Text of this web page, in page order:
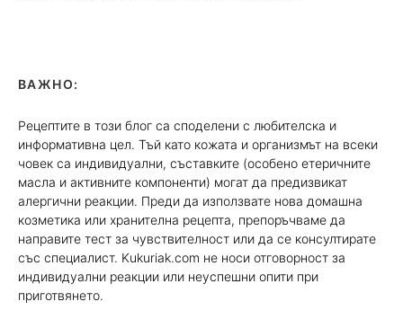
ВАЖНО:
Рецептите в този блог са споделени с любителска и
информативна цел. Тъй като кожата и организмът на всеки
човек са индивидуални, съставките (особено етеричните
масла и активните компоненти) могат да предизвикат
алергични реакции. Преди да използвате нова домашна
козметика или хранителна рецепта, препоръчваме да
направите тест за чувствителност или да се консултирате
със специалист. Kukuriak.com не носи отговорност за
индивидуални реакции или неуспешни опити при
приготвянето.